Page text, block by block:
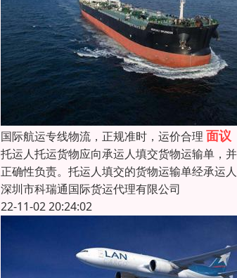
国际航运专线物流，正规准时，运价合理 面议
托运人托运货物应向承运人填交货物运输单，
正确性负责。托运人填交的货物运输单经承运
深圳市科瑞通国际货运代理有限公司
22-11-02 20:24:02